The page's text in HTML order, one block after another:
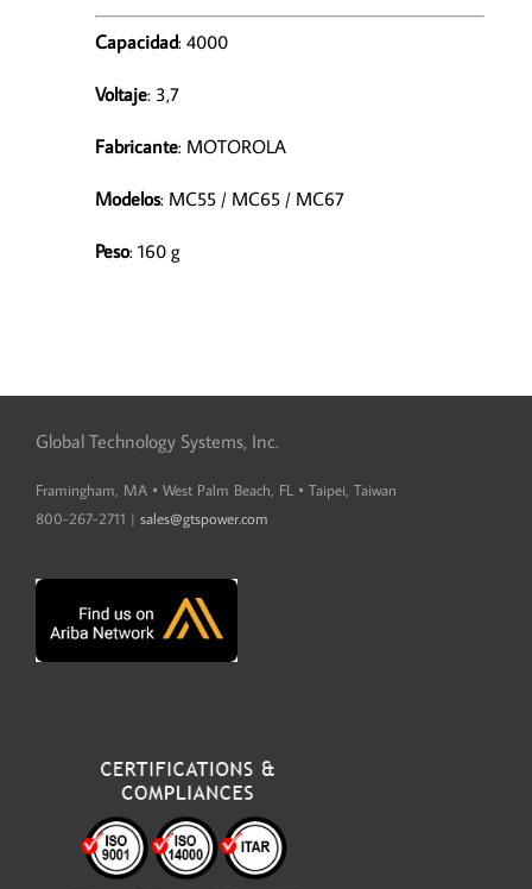
Capacidad: 4000
Voltaje: 3,7
Fabricante: MOTOROLA
Modelos: MC55 / MC65 / MC67
Peso: 160 g
Global Technology Systems, Inc.
Framingham, MA • West Palm Beach, FL • Taipei, Taiwan
800-267-2711 | sales@gtspower.com